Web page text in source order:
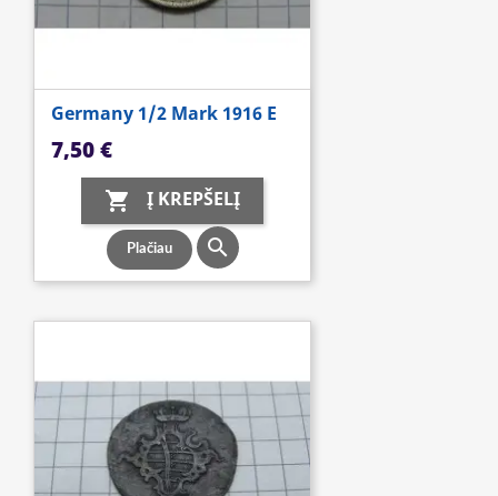
Germany 1/2 Mark 1916 E
Kaina
7,50 €
 Į KREPŠELĮ
Plačiau 